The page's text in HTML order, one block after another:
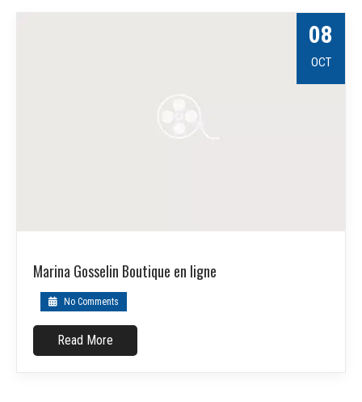
08
OCT
Marina Gosselin Boutique en ligne
No Comments
Read More